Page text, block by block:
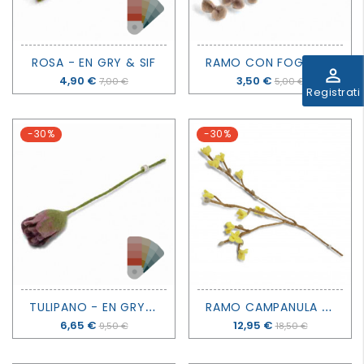
perm_identity
Registrati
ROSA - EN GRY & SIF
Prezzo
4,90 € 7,00 €
R
AMO CON FOGLIE ROTONDE - EN GRY & SIF
Prezzo
3,50 € 5,00 €
-30%
T
ULIPANO - EN GRY & SIF
Prezzo
6,65 € 9,50 €
-30%
R
AMO CAMPANULA GIALLA - EN GRY & SIF
Prezzo
12,95 € 18,50 €